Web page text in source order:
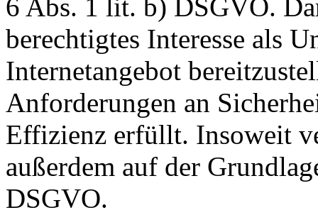
6 Abs. 1 lit. b) DSGVO.
berechtigtes Interesse als
Internetangebot
Anforderungen an
Effizienz erfüllt. Insoweit
außerdem auf der
DSGVO.